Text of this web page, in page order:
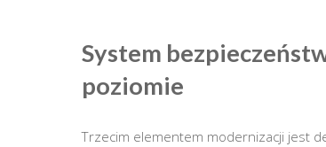
System
poziomie
Trzecim elementem modernizacji jest